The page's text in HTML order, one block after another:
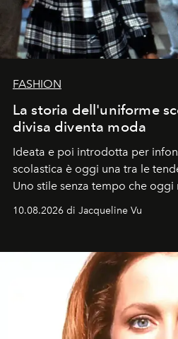
FASHION
La storia dell'uniforme
divisa diventa moda
Ideata e poi introdotta per
scolastica è oggi una tra le
Uno stile senza tempo che
tradizionale e sulla cultura pop.
10.08.2026 di Jacqueline Vu